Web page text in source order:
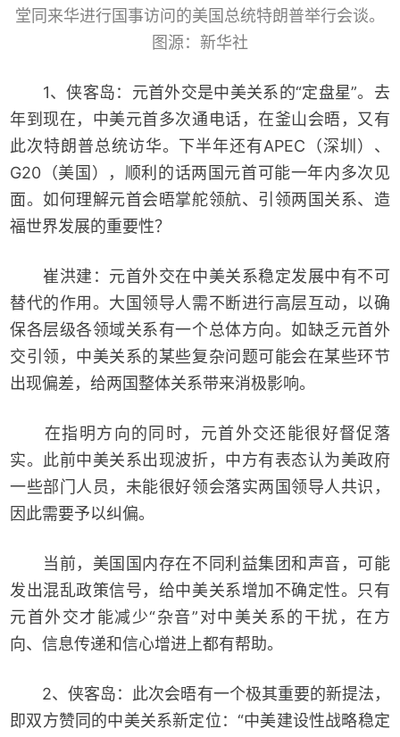
堂同来华进行国事访问的美国总统特朗普举行会谈。
图源：新华社
1、侠客岛：元首外交是中美关系的“定盘星”。去
年到现在，中美元首多次通电话，在釜山会晤，又有
此次特朗普总统访华。下半年还有APEC（深圳）、
G20（美国），顺利的话两国元首可能一年内多次见
面。如何理解元首会晤掌舵领航、引领两国关系、造
福世界发展的重要性？
崔洪建：元首外交在中美关系稳定发展中有不可
替代的作用。大国领导人需不断进行高层互动，以确
保各层级各领域关系有一个总体方向。如缺乏元首外
交引领，中美关系的某些复杂问题可能会在某些环节
出现偏差，给两国整体关系带来消极影响。
在指明方向的同时，元首外交还能很好督促落
实。此前中美关系出现波折，中方有表态认为美政府
一些部门人员，未能很好领会落实两国领导人共识，
因此需要予以纠偏。
当前，美国国内存在不同利益集团和声音，可能
发出混乱政策信号，给中美关系增加不确定性。只有
元首外交才能减少“杂音”对中美关系的干扰，在方
向、信息传递和信心增进上都有帮助。
2、侠客岛：此次会晤有一个极其重要的新提法，
即双方赞同的中美关系新定位：“中美建设性战略稳定